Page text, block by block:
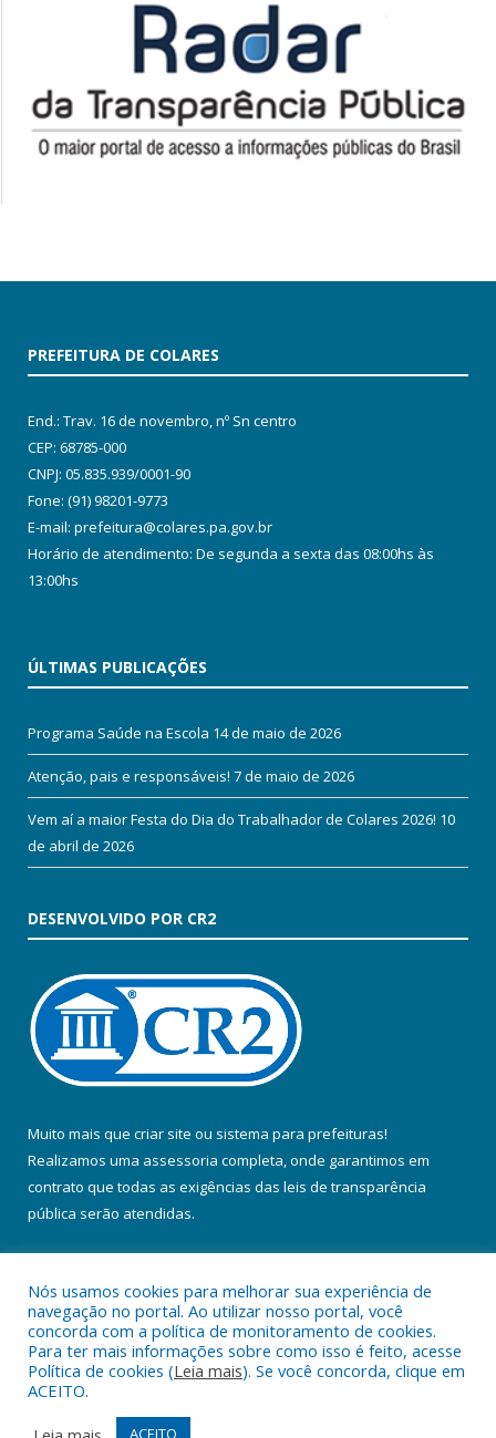
PREFEITURA DE COLARES
End.: Trav. 16 de novembro, nº Sn centro
CEP: 68785-000
CNPJ: 05.835.939/0001-90
Fone: (91) 98201-9773
E-mail: prefeitura@colares.pa.gov.br
Horário de atendimento: De segunda a sexta das 08:00hs às
13:00hs
ÚLTIMAS PUBLICAÇÕES
Programa Saúde na Escola 14 de maio de 2026
Atenção, pais e responsáveis! 7 de maio de 2026
Vem aí a maior Festa do Dia do Trabalhador de Colares 2026! 10
de abril de 2026
DESENVOLVIDO POR CR2
Muito mais que criar site ou sistema para prefeituras!
Realizamos uma assessoria completa, onde garantimos em
contrato que todas as exigências das leis de transparência
pública serão atendidas.
Todos os direitos reservados a Prefeitura Municipal de Colares.
Mapa do Site Acessar Área Administrativa
Nós usamos cookies para melhorar sua experiência de
navegação no portal. Ao utilizar nosso portal, você
concorda com a política de monitoramento de cookies.
Para ter mais informações sobre como isso é feito, acesse
Política de cookies (Leia mais). Se você concorda, clique em
ACEITO.
ACEITO